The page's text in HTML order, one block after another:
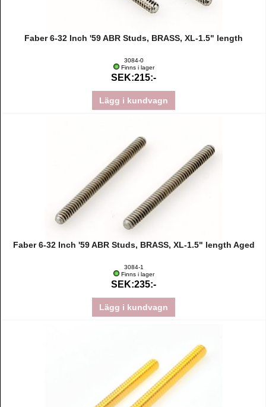
Faber 6-32 Inch '59 ABR Studs, BRASS, XL-1.5" length
3084-0
Finns i lager
SEK:215:-
Lägg i kundvagn
Faber 6-32 Inch '59 ABR Studs, BRASS, XL-1.5" length Aged
3084-1
Finns i lager
SEK:235:-
Lägg i kundvagn